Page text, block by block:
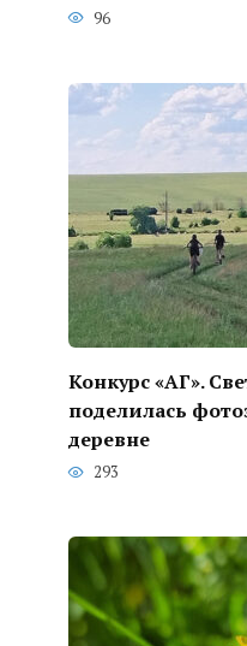
96
Конкурс «АГ».
поделилась
деревне
293